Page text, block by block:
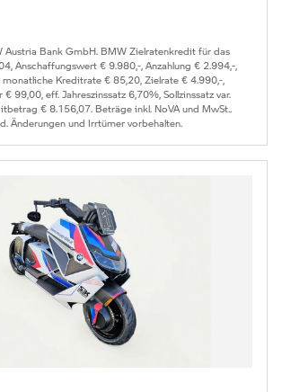
Bank GmbH. BMW Zielratenkredit für das
Anschaffungswert € 9.980,-, Anzahlung € 2.994,-,
Kreditrate € 85,20, Zielrate € 4.990,-,
99,00, eff. Jahreszinssatz 6,70%, Sollzinssatz var.
€ 8.156,07. Beträge inkl. NoVA und MwSt..
Änderungen und Irrtümer vorbehalten.